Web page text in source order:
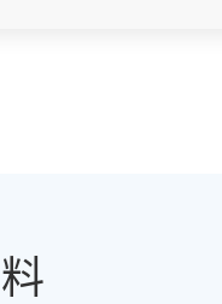
料